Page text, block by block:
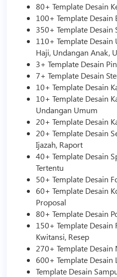
80+ TemplateDesain
100+ TemplateDesain
350+ TemplateDesain
110+ TemplateDesain
Haji, Undangan Anak,
3+ TemplateDesain
7+ TemplateDesain
10+ TemplateDesain
10+ TemplateDesain
Undangan Umum
20+ TemplateDesain
20+ TemplateDesain
Ijazah, Raport
40+ TemplateDesain
Tertentu
50+ TemplateDesain
60+ TemplateDesain
Proposal
80+ TemplateDesain
150+ TemplateDesain
Kwitansi, Resep
270+ TemplateDesain
600+ TemplateDesain
TemplateDesain